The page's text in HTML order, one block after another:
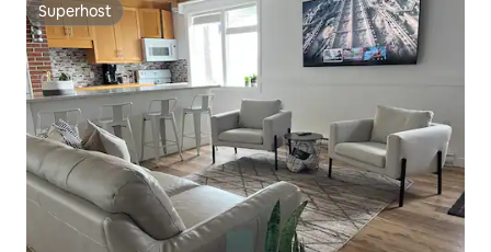
Superhost
Superhost